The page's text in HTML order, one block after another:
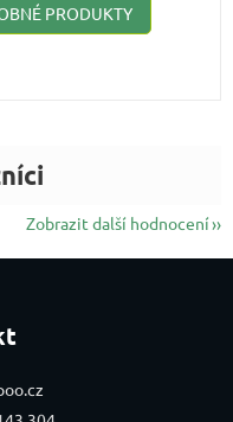
PRODUKTY
Zobrazit další hodnocení